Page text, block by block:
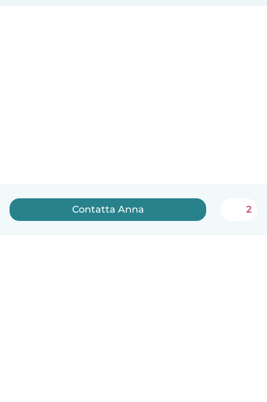
Contatta Anna 2